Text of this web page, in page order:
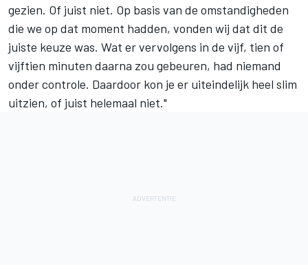
gezien. Of juist niet. Op basis van de omstandigheden
die we op dat moment hadden, vonden wij dat dit de
juiste keuze was. Wat er vervolgens in de vijf, tien of
vijftien minuten daarna zou gebeuren, had niemand
onder controle. Daardoor kon je er uiteindelijk heel slim
uitzien, of juist helemaal niet."